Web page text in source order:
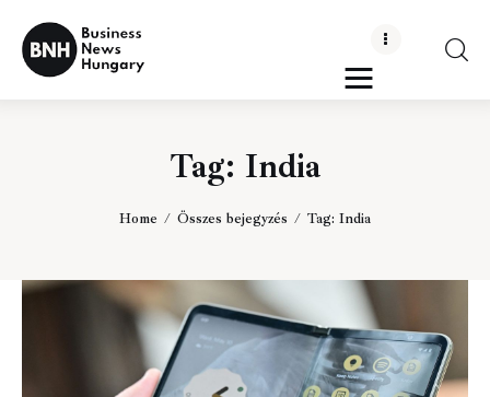
Tag: India
Home Összes bejegyzés Tag: India
Business News Hungary
the Kick-ass Multipurpose WordPress Theme
Gazdaság
Napi hírek
Energetika